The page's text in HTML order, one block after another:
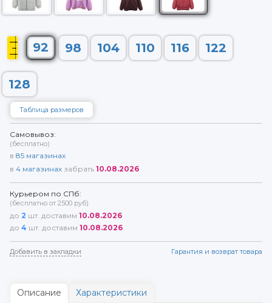
92 98 104 110 116 122
128
Таблица размеров
Самовывоз:
(бесплатно)
в 85 магазинах
в 4 магазинах забрать 10.08.2026
Курьером по СПб:
(бесплатно от 2500 руб)
до 2 шт. доставим 10.08.2026
до 4 шт. доставим 10.08.2026
Добавить в закладки Гарантия и возврат товара
Описание Характеристики